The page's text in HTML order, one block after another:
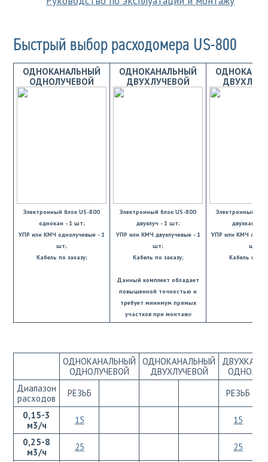
Быстрый выбор расходомера US-800
ОДНОКАНАЛЬНЫЙ
ОДНОЛУЧЕВОЙ
Электронный блок US-800
однокан - 1 шт;
УПР или КМЧ однолучевые - 1
шт;
Кабель по заказу;
ОДНОКАНАЛЬНЫЙ
ДВУХЛУЧЕВОЙ
Электронный блок US-800
двухлуч - 1 шт;
УПР или КМЧ двухлучевые - 1
шт;
Кабель по заказу;
Данный комплект обладает
повышенной точностью и
требует минимум прямых
участков при монтаже
Электронный
двухкан - 1
УПР или КМЧ
шт;
Кабель по
ОДНОКАНАЛЬНЫЙ
ОДНОЛУЧЕВОЙ
ОДНОКАНАЛЬНЫЙ
ДВУХЛУЧЕВОЙ
Диапазон
расходов
РЕЗЬБ
РЕЗЬБ
0,15-3
м3/ч
15
15
0,25-8
м3/ч
25
25